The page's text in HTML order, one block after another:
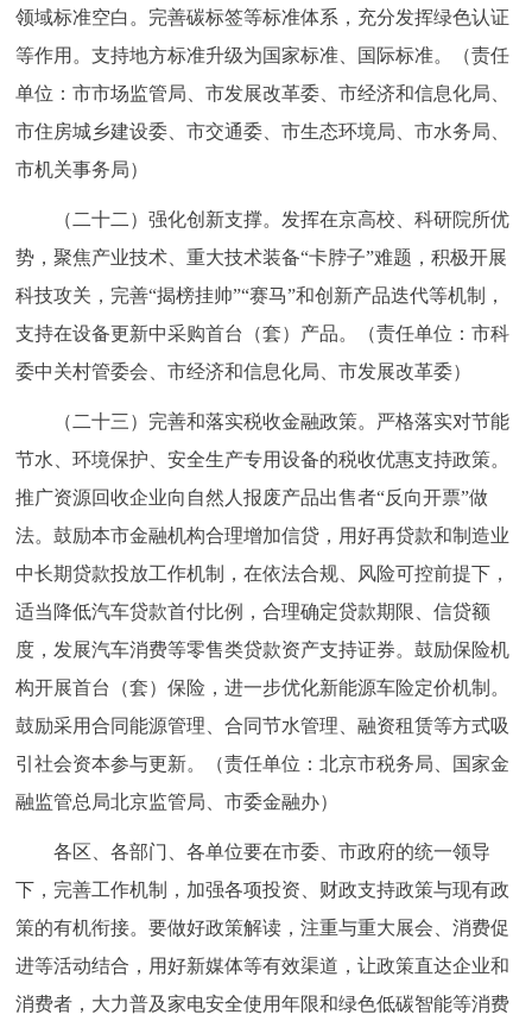
领域标准空白。完善碳标签等标准体系，充分发挥绿色认证
等作用。支持地方标准升级为国家标准、国际标准。（责任
单位：市市场监管局、市发展改革委、市经济和信息化局、
市住房城乡建设委、市交通委、市生态环境局、市水务局、
市机关事务局）
（二十二）强化创新支撑。发挥在京高校、科研院所优
势，聚焦产业技术、重大技术装备“卡脖子”难题，积极开展
科技攻关，完善“揭榜挂帅”“赛马”和创新产品迭代等机制，
支持在设备更新中采购首台（套）产品。（责任单位：市科
委中关村管委会、市经济和信息化局、市发展改革委）
（二十三）完善和落实税收金融政策。严格落实对节能
节水、环境保护、安全生产专用设备的税收优惠支持政策。
推广资源回收企业向自然人报废产品出售者“反向开票”做
法。鼓励本市金融机构合理增加信贷，用好再贷款和制造业
中长期贷款投放工作机制，在依法合规、风险可控前提下，
适当降低汽车贷款首付比例，合理确定贷款期限、信贷额
度，发展汽车消费等零售类贷款资产支持证券。鼓励保险机
构开展首台（套）保险，进一步优化新能源车险定价机制。
鼓励采用合同能源管理、合同节水管理、融资租赁等方式吸
引社会资本参与更新。（责任单位：北京市税务局、国家金
融监管总局北京监管局、市委金融办）
各区、各部门、各单位要在市委、市政府的统一领导
下，完善工作机制，加强各项投资、财政支持政策与现有政
策的有机衔接。要做好政策解读，注重与重大展会、消费促
进等活动结合，用好新媒体等有效渠道，让政策直达企业和
消费者，大力普及家电安全使用年限和绿色低碳智能等消费